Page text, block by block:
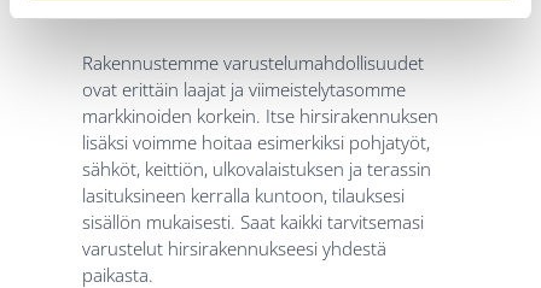
Rakennustemme varustelumahdollisuudet
ovat erittäin laajat ja viimeistelytasomme
markkinoiden korkein. Itse hirsirakennuksen
lisäksi voimme hoitaa esimerkiksi pohjatyöt,
sähköt, keittiön, ulkovalaistuksen ja terassin
lasituksineen kerralla kuntoon, tilauksesi
sisällön mukaisesti. Saat kaikki tarvitsemasi
varustelut hirsirakennukseesi yhdestä
paikasta.